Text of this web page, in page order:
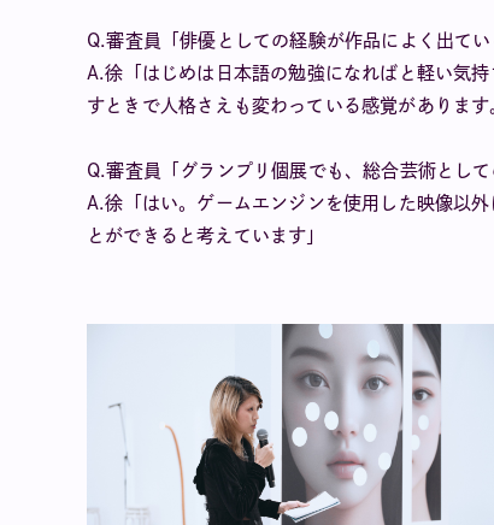
Q.審査員「俳優としての経験が作品によく出て
A.徐「はじめは日本語の勉強になればと軽い気
すときで人格さえも変わっている感覚がありま
Q.審査員「グランプリ個展でも、総合芸術とし
A.徐「はい。ゲームエンジンを使用した映像以
とができると考えています」